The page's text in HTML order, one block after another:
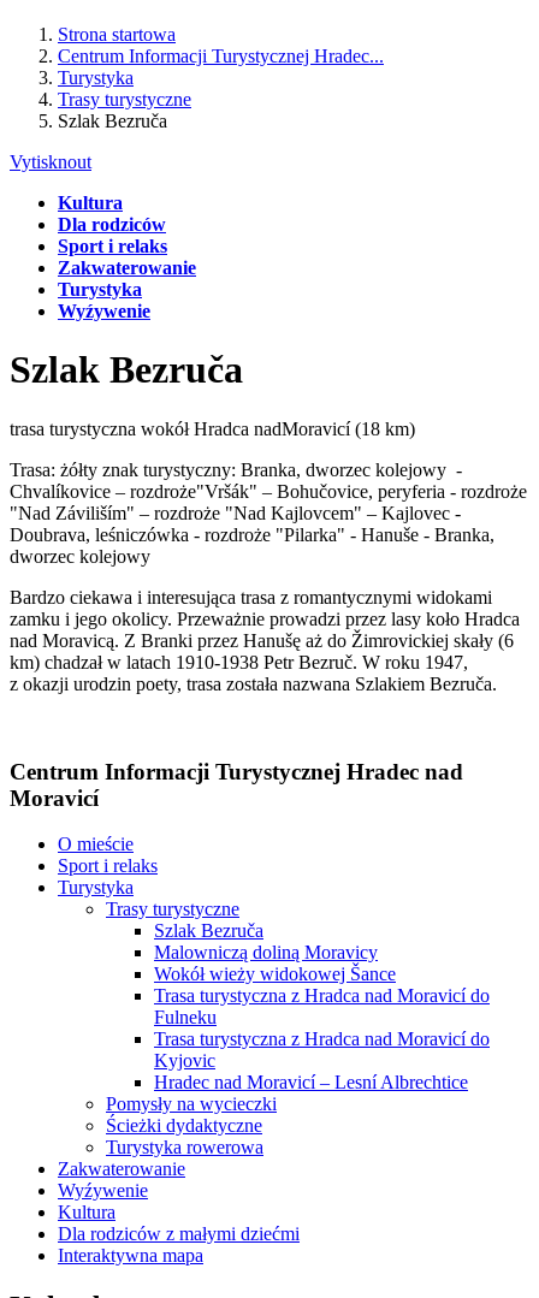
Strona startowa
Centrum Informacji Turystycznej Hradec...
Turystyka
Trasy turystyczne
Szlak Bezruča
Vytisknout
Kultura
Dla rodziców
Sport i relaks
Zakwaterowanie
Turystyka
Wyźywenie
Szlak Bezruča
trasa turystyczna wokół Hradca nadMoravicí (18 km)
Trasa: żółty znak turystyczny: Branka, dworzec kolejowy -
Chvalíkovice – rozdroże"Vršák" – Bohučovice, peryferia - rozdroże
"Nad Záviliším" – rozdroże "Nad Kajlovcem" – Kajlovec -
Doubrava, leśniczówka - rozdroże "Pilarka" - Hanuše - Branka,
dworzec kolejowy
Bardzo ciekawa i interesująca trasa z romantycznymi widokami
zamku i jego okolicy. Przeważnie prowadzi przez lasy koło Hradca
nad Moravicą. Z Branki przez Hanušę aż do Žimrovickiej skały (6
km) chadzał w latach 1910-1938 Petr Bezruč. W roku 1947,
z okazji urodzin poety, trasa została nazwana Szlakiem Bezruča.
Centrum Informacji Turystycznej Hradec nad
Moravicí
O mieście
Sport i relaks
Turystyka
Trasy turystyczne
Szlak Bezruča
Malowniczą doliną Moravicy
Wokół wieży widokowej Šance
Trasa turystyczna z Hradca nad Moravicí do
Fulneku
Trasa turystyczna z Hradca nad Moravicí do
Kyjovic
Hradec nad Moravicí – Lesní Albrechtice
Pomysły na wycieczki
Ścieżki dydaktyczne
Turystyka rowerowa
Zakwaterowanie
Wyźywenie
Kultura
Dla rodziców z małymi dziećmi
Interaktywna mapa